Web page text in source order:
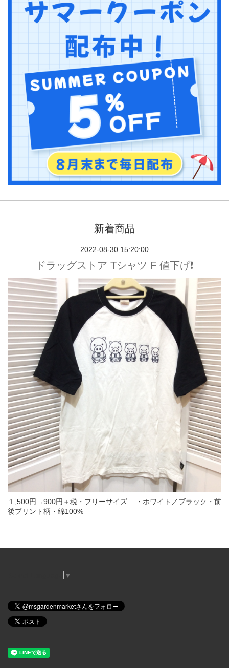
新着商品
2022-08-30 15:20:00
ドラッグストア Tシャツ F 値下げ❗️
１,500円→900円＋税・フリーサイズ ・ホワイト／ブラック・前
後プリント柄・綿100%
▼